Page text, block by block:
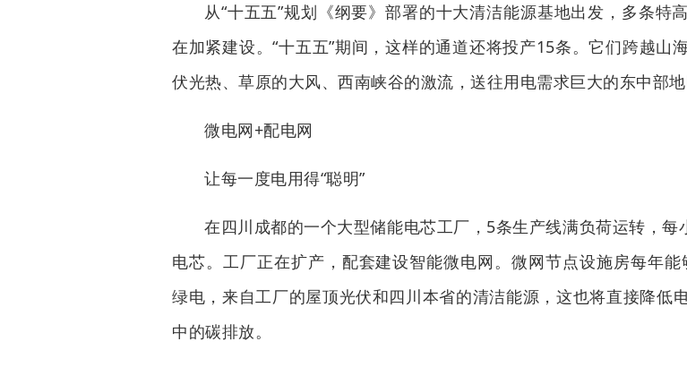
从“十五五”规划《纲要》部署的十大清洁能源基地出发，多条特
在加紧建设。“十五五”期间，这样的通道还将投产15条。它们跨越山
伏光热、草原的大风、西南峡谷的激流，送往用电需求巨大的东中部地
微电网+配电网
让每一度电用得“聪明”
在四川成都的一个大型储能电芯工厂，5条生产线满负荷运转，每
电芯。工厂正在扩产，配套建设智能微电网。微网节点设施房每年
绿电，来自工厂的屋顶光伏和四川本省的清洁能源，这也将直接降低
中的碳排放。